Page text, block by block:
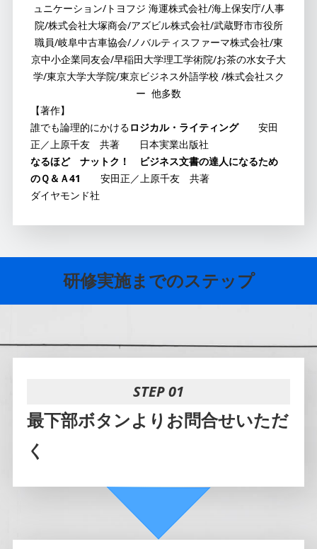
ュニケーション/トヨフジ 海運株式会社/海上保安庁/人事
院/株式会社大塚商会/アズビル株式会社/武蔵野市市役所
職員/岐阜中古車協会/ノバルティスファーマ株式会社/東
京中小企業同友会/早稲田大学理工学術院/お茶の水女子大
学/東京大学大学院/東京ビジネス外語学校 /株式会社スク
ー 他多数
【著作】
誰でも論理的にかけるロジカル・ライティング安田
正／上原千友 共著 日本実業出版社
なるほど ナットク！ ビジネス文書の達人になるため
のＱ＆Ａ41
安田正／上原千友 共著
ダイヤモンド社
研修実施までのステップ
STEP 01
最下部ボタンよりお問合せいただ
く